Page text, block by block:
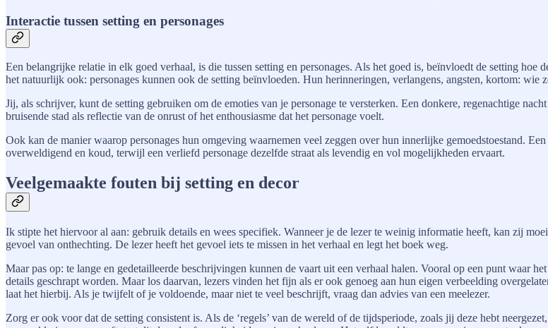
Interactie tussen setting en personages
Een belangrijke relatie in elk goed verhaal, is die tussen setting en personages. Als het goed is, beïnvloedt de setting
het natuurlijk ook: personages kunnen ook de setting beïnvloeden. Hun herinneringen, verlangens, angsten, kortom:
Jij, als schrijver, kunt de setting gebruiken om de emoties van je personage te versterken. Een donkere, regenachtige
bruisende stad als reflectie van de onrust of het enthousiasme dat het personage voelt.
Ook kan de manier waarop personages hun omgeving waarnemen veel zeggen over hun innerlijke gemoedstoestand.
overweldigend en koud, terwijl een verliefd personage dezelfde straat als levendig en vol mogelijkheden ervaart.
Veelgemaakte fouten bij setting en decor
Ik stipte het hiervoor al aan: gebruik details en wees specifiek. Wanneer je de lezer te weinig informatie heeft, kan zij
gevoel van onthechting. De lezer heeft het gevoel iets te missen in het verhaal en legt het boek weg.
Maar pas op: te lange en gedetailleerde beschrijvingen kunnen de vaart uit een verhaal halen. Vooral op een punt waar
details geschrapt worden. Maar los daarvan, lezers vinden het fijn als er ook genoeg aan hun eigen verbeelding
laat het hierbij. Als je twijfelt of je voldoende, maar niet te veel beschrijft, vraag dan advies van een meelezer.
Zorg er ook voor dat de setting consistent is. Als de ‘regels’ van de wereld of de tijdsperiode, zoals jij deze hebt